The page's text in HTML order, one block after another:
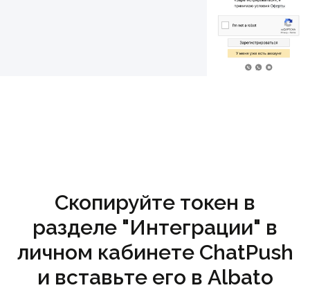
Скопируйте токен в
разделе "Интеграции" в
личном кабинете ChatPush
и вставьте его в Albato